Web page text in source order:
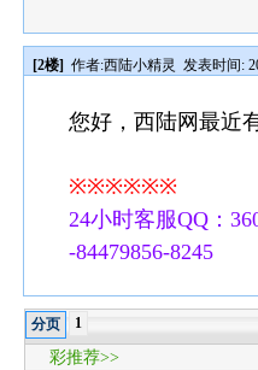
[2楼] 作者:西陆小精灵 发表时间:
您好，西陆网最近
※※※※※※
24小时客服QQ：
-84479856-8245
分页 1
彩推荐>>